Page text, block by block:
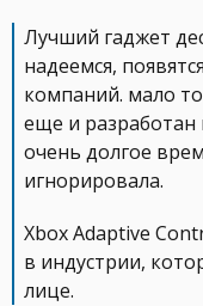
Лучший гаджет
надеемся,
компаний. мало
еще и
очень долгое
игнорировала.
Xbox Adaptive
в индустрии,
лице.